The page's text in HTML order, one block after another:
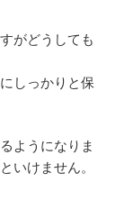
がどうしても
しっかりと保
ようになりま
いけません。